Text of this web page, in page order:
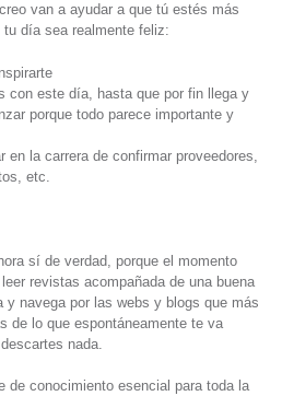
van a ayudar a que tú estés más
día sea realmente feliz:
con este día, hasta que por fin llega y
porque todo parece importante y
en la carrera de confirmar proveedores,
etc.
sí de verdad, porque el momento
revistas acompañada de una buena
navega por las webs y blogs que más
de lo que espontáneamente te va
nada.
de conocimiento esencial para toda la